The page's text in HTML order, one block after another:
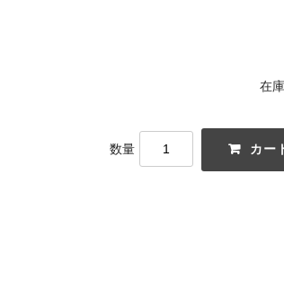
在
数量